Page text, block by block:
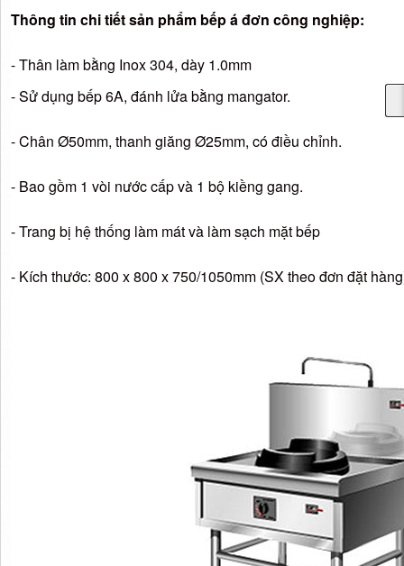
Thông tin chi tiết sản phẩm bếp á đơn công nghiệp:
- Thân làm bằng Inox 304, dày 1.0mm
- Sử dụng bếp 6A, đánh lửa bằng mangator.
- Chân Ø50mm, thanh giăng Ø25mm, có điều chỉnh.
- Bao gồm 1 vòi nước cấp và 1 bộ kiềng gang.
- Trang bị hệ thống làm mát và làm sạch mặt bếp
- Kích thước: 800 x 800 x 750/1050mm (SX theo đơn đặt